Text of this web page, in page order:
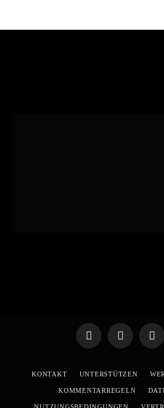
TelegramWhatsApp
X
KONTAKT UNTERSTÜTZEN
KOMMENTARREGELN
NUTZUNGSBEDINGUNGEN